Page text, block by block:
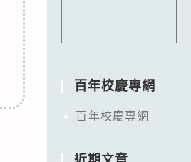
百年校慶專網
百年校慶專網